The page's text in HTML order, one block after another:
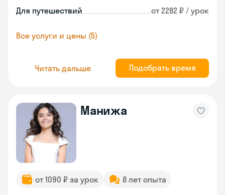
Для путешествий от 2282 ₽ / урок
Все услуги и цены (5)
Читать дальше Подобрать время
Манижа
от 1090 ₽ за урок 8 лет опыта